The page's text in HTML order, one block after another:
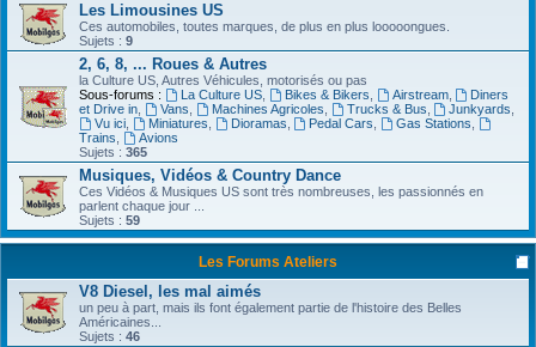
Les Limousines US
Ces automobiles, toutes marques, de plus en plus looooongues.
Sujets : 9
2, 6, 8, ... Roues & Autres
la Culture US, Autres Véhicules, motorisés ou pas
Sous-forums :
La Culture US, Bikes & Bikers Airstream,
Diners
et Drive in
Vans Machines Agricoles Trucks & Bus Junkyards
Vu ici, Miniatures Dioramas Pedal Cars Gas Stations
Trains
Avions
Sujets : 365
Musiques, Vidéos & Country Dance
Ces Vidéos & Musiques US sont très nombreuses, les passionnés en
parlent chaque jour ...
Sujets : 59
Les Forums Ateliers
V8 Diesel, les mal aimés
un peu à part, mais ils font également partie de l'histoire des Belles
Américaines...
Sujets : 46